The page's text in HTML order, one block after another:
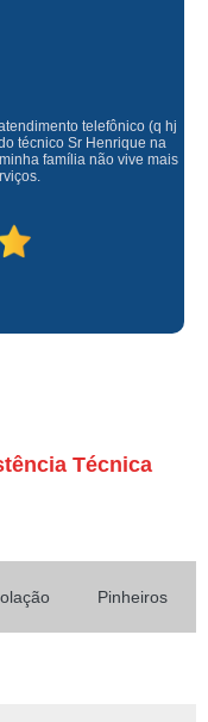
telefônico (q hj
técnico Sr Henrique na
família não vive mais
Técnica
Pinheiros